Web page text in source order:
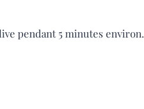
pendant 5 minutes environ.